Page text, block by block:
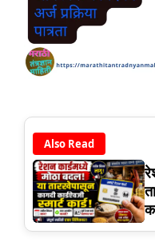
Also Read